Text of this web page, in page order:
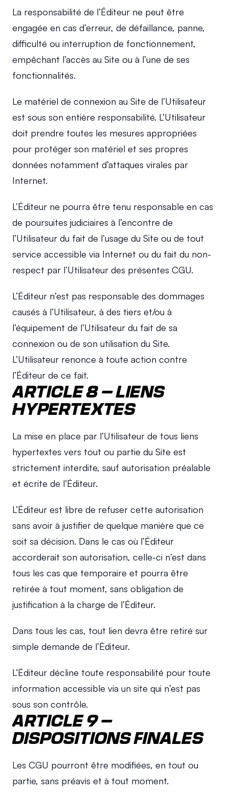
La responsabilité de l’Éditeur ne peut être
engagée en cas d’erreur, de défaillance, panne,
difficulté ou interruption de fonctionnement,
empêchant l’accès au Site ou à l’une de ses
fonctionnalités.
Le matériel de connexion au Site de l’Utilisateur
est sous son entière responsabilité. L’Utilisateur
doit prendre toutes les mesures appropriées
pour protéger son matériel et ses propres
données notamment d’attaques virales par
Internet.
L’Éditeur ne pourra être tenu responsable en cas
de poursuites judiciaires à l’encontre de
l’Utilisateur du fait de l’usage du Site ou de tout
service accessible via Internet ou du fait du non-
respect par l’Utilisateur des présentes CGU.
L’Éditeur n’est pas responsable des dommages
causés à l’Utilisateur, à des tiers et/ou à
l’équipement de l’Utilisateur du fait de sa
connexion ou de son utilisation du Site.
L’Utilisateur renonce à toute action contre
l’Éditeur de ce fait.
ARTICLE 8 – LIENS
HYPERTEXTES
La mise en place par l’Utilisateur de tous liens
hypertextes vers tout ou partie du Site est
strictement interdite, sauf autorisation préalable
et écrite de l’Éditeur.
L’Éditeur est libre de refuser cette autorisation
sans avoir à justifier de quelque manière que ce
soit sa décision. Dans le cas où l’Éditeur
accorderait son autorisation, celle-ci n’est dans
tous les cas que temporaire et pourra être
retirée à tout moment, sans obligation de
justification à la charge de l’Éditeur.
Dans tous les cas, tout lien devra être retiré sur
simple demande de l’Éditeur.
L’Éditeur décline toute responsabilité pour toute
information accessible via un site qui n’est pas
sous son contrôle.
ARTICLE 9 –
DISPOSITIONS FINALES
Les CGU pourront être modifiées, en tout ou
partie, sans préavis et à tout moment.